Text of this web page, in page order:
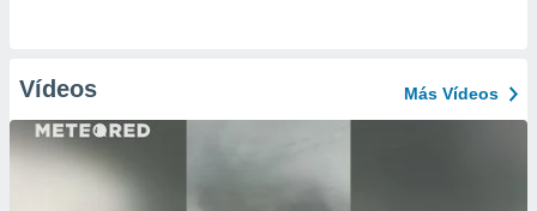
Vídeos Más Vídeos